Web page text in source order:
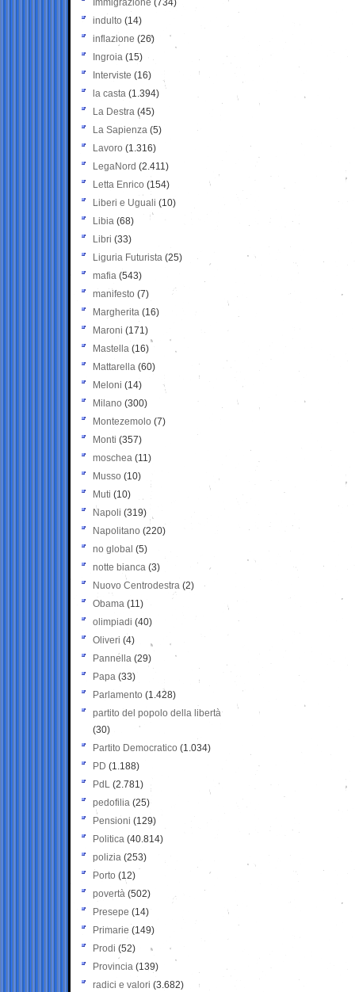
Immigrazione (734)
indulto (14)
inflazione (26)
Ingroia (15)
Interviste (16)
la casta (1.394)
La Destra (45)
La Sapienza (5)
Lavoro (1.316)
LegaNord (2.411)
Letta Enrico (154)
Liberi e Uguali (10)
Libia (68)
Libri (33)
Liguria Futurista (25)
mafia (543)
manifesto (7)
Margherita (16)
Maroni (171)
Mastella (16)
Mattarella (60)
Meloni (14)
Milano (300)
Montezemolo (7)
Monti (357)
moschea (11)
Musso (10)
Muti (10)
Napoli (319)
Napolitano (220)
no global (5)
notte bianca (3)
Nuovo Centrodestra (2)
Obama (11)
olimpiadi (40)
Oliveri (4)
Pannella (29)
Papa (33)
Parlamento (1.428)
partito del popolo della libertà
(30)
Partito Democratico (1.034)
PD (1.188)
PdL (2.781)
pedofilia (25)
Pensioni (129)
Politica (40.814)
polizia (253)
Porto (12)
povertà (502)
Presepe (14)
Primarie (149)
Prodi (52)
Provincia (139)
radici e valori (3.682)